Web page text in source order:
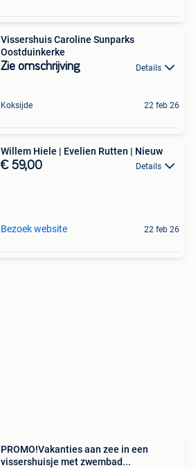
Vissershuis Caroline Sunparks
Oostduinkerke
Zie omschrijving Details
Koksijde 22 feb 26
Willem Hiele | Evelien Rutten | Nieuw
€ 59,00 Details
Bezoek website 22 feb 26
PROMO!Vakanties aan zee in een
vissershuisje met zwembad...